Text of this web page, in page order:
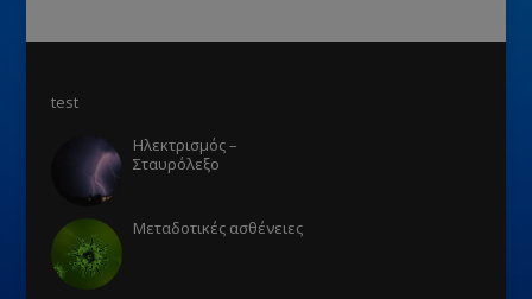
test
Ηλεκτρισμός –
Σταυρόλεξο
Μεταδοτικές ασθένειες